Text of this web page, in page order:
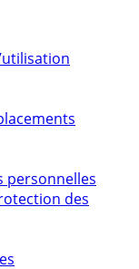
personnelles
des